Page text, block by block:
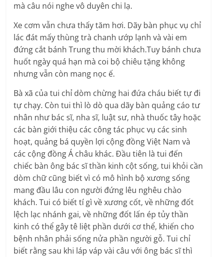
mà câu nói nghe vô duyên chi lạ.
Xe cơm vẫn chưa thấy tăm hơi. Dãy bàn phục vụ chỉ
lác đát mấy thùng trà chanh ướp lạnh và vài em
đứng cắt bánh Trung thu mời khách.Tuy bánh chưa
huốt ngày quá hạn mà coi bộ chiêu tặng không
nhưng vẫn còn mang nọc ế.
Bà xã của tui chỉ dòm chừng hai đứa cháu biết tự đi
tự chạy. Còn tui thì lò dò qua dãy bàn quảng cáo tư
nhân như bác sĩ, nha sĩ, luật sư, nhà thuốc tây hoặc
các bàn giới thiệu các công tác phục vụ các sinh
hoạt, quảng bá quyền lợi cộng đồng Việt Nam và
các cộng đồng Á châu khác. Đầu tiên là tui đến
chiếc bàn ông bác sĩ thần kinh cột sống, tui khỏi cần
dòm chữ cũng biết vì có mô hình bộ xương sống
mang đầu lâu con người đứng lêu nghêu chào
khách. Tui có biết tí gì về xương cốt, về những đốt
lệch lạc nhánh gai, về những đốt lấn ép tủy thần
kinh có thể gây tê liệt phần dưới cơ thể, khiến cho
bệnh nhân phải sống nửa phần người gỗ. Tui chỉ
biết rằng sau khi láp váp vài câu với ông bác sĩ thì